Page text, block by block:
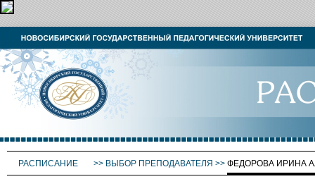
РАСПИСАНИЕ >> ВЫБОР ПРЕПОДАВАТЕЛЯ >> ФЕДОРОВА ИРИНА